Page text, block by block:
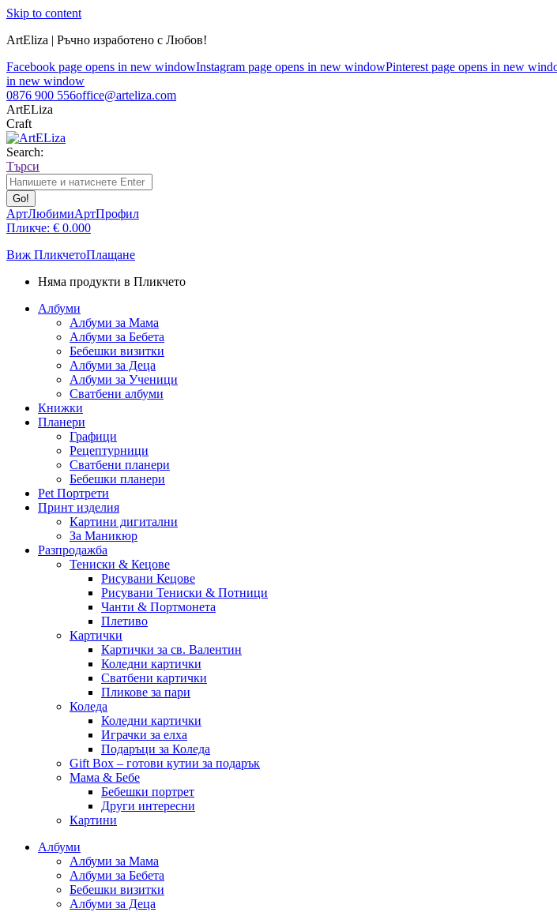
Skip to content
ArtEliza | Ръчно изработено с Любов!
Facebook page opens in new windowInstagram page opens in new windowPinterest page opens in new
in new window
0876 900 556office@arteliza.com
ArtELiza
Craft
Search:
Търси
АртЛюбимиАртПрофил
Пликче: € 0.000
Виж ПликчетоПлащане
Няма продукти в Пликчето
Албуми
Албуми за Мама
Албуми за Бебета
Бебешки визитки
Албуми за Деца
Албуми за Ученици
Сватбени албуми
Книжки
Планери
Графици
Рецептурници
Сватбени планери
Бебешки планери
Pet Портрети
Принт изделия
Картини дигитални
За Маникюр
Разпродажба
Тениски & Кецове
Рисувани Кецове
Рисувани Тениски & Потници
Чанти & Портмонета
Плетиво
Картички
Картички за св. Валентин
Коледни картички
Сватбени картички
Пликове за пари
Коледа
Коледни картички
Играчки за елха
Подаръци за Коледа
Gift Box – готови кутии за подарък
Мама & Бебе
Бебешки портрет
Други интересни
Картини
Албуми
Албуми за Мама
Албуми за Бебета
Бебешки визитки
Албуми за Деца